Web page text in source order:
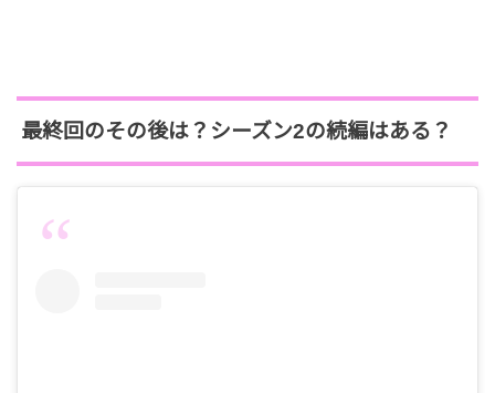
かの背景が描かれていた。永遠の命を終わりにする
ために花嫁を捜していたトッケビ。火を吹き消すと
だが…
最終回のその後は？シーズン2の続編はある？